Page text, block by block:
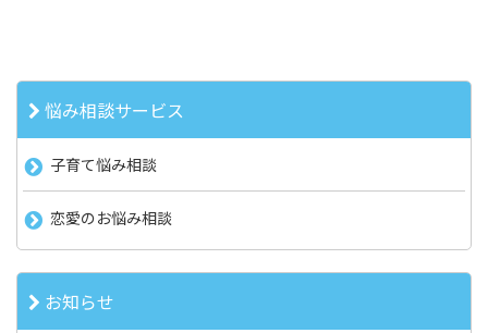
悩み相談サービス
子育て悩み相談
恋愛のお悩み相談
お知らせ